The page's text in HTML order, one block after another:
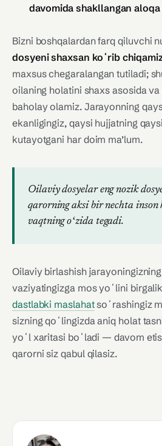
davomida shakllangan
Bizni boshqalardan farq qiluvchi
dosyeni shaxsan koʻrib
maxsus chegaralangan tutiladi;
oilaning holatini shaxs asosida
baholay olamiz. Jarayonning
ekanligingiz, qaysi hujjatning
kutayotgani har doim ma’lum.
Oilaviy dosyelar eng nozik
qarorning aksi bir nechta inson
vaqtning oʻzida tegadi.
Oilaviy birlashish
vaziyatingizga mos yoʻlini
dastlabki maslahatsoʻrashingiz
sizning qoʻlingizda aniq holat
yoʻl xaritasi boʻladi — davom
qarorni siz qabul qilasiz.